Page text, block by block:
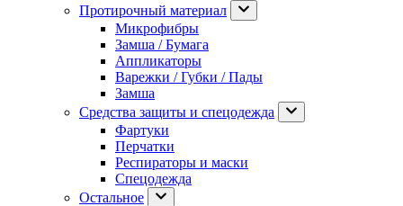
Протирочный материал
Микрофибры
Замша / Бумага
Аппликаторы
Варежки / Губки / Пады
Замша
Средства защиты и спецодежда
Фартуки
Перчатки
Респираторы и маски
Спецодежда
Остальное